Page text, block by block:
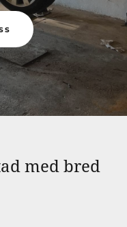
med bred